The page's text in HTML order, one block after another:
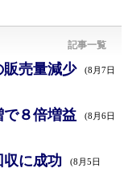
記事一覧
販売量減少 (8月7日
で８倍増益 (8月6日
収に成功 (8月5日